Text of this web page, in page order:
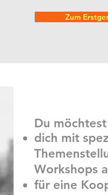
Zum
Du möchtest
dich mit
Workshops
für eine